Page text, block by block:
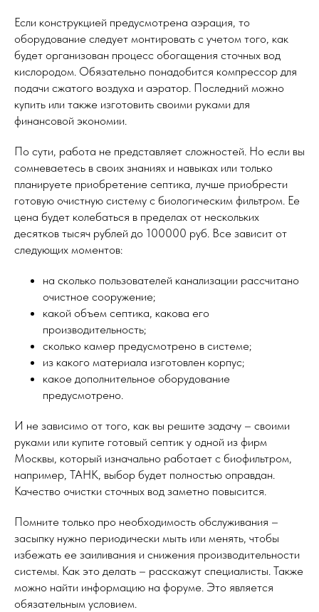
Если конструкцией предусмотрена аэрация, то
оборудование следует монтировать с учетом того, как
будет организован процесс обогащения сточных вод
кислородом. Обязательно понадобится компрессор для
подачи сжатого воздуха и аэратор. Последний можно
купить или также изготовить своими руками для
финансовой экономии.
По сути, работа не представляет сложностей. Но если вы
сомневаетесь в своих знаниях и навыках или только
планируете приобретение септика, лучше приобрести
готовую очистную систему с биологическим фильтром. Ее
цена будет колебаться в пределах от нескольких
десятков тысяч рублей до 100000 руб. Все зависит от
следующих моментов:
на сколько пользователей канализации рассчитано
очистное сооружение;
какой объем септика, какова его
производительность;
сколько камер предусмотрено в системе;
из какого материала изготовлен корпус;
какое дополнительное оборудование
предусмотрено.
И не зависимо от того, как вы решите задачу – своими
руками или купите готовый септик у одной из фирм
Москвы, который изначально работает с биофильтром,
например, ТАНК, выбор будет полностью оправдан.
Качество очистки сточных вод заметно повысится.
Помните только про необходимость обслуживания –
засыпку нужно периодически мыть или менять, чтобы
избежать ее заиливания и снижения производительности
системы. Как это делать – расскажут специалисты. Также
можно найти информацию на форуме. Это является
обязательным условием.